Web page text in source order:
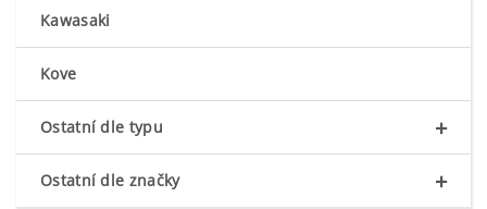
Kawasaki
Kove
+
Ostatní dle typu
+
Ostatní dle značky